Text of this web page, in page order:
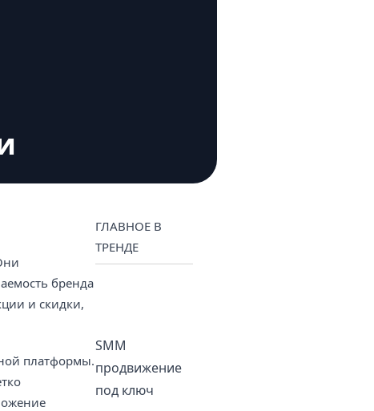
бренда
и скидки,
платформы.
ГЛАВНОЕ В
ТРЕНДЕ
SMM
продвижение
под ключ